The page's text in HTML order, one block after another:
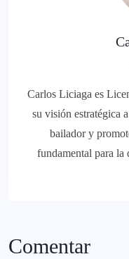
Carlos Liciaga es
su visión estratégica
bailador y
fundamental para la
Comentar